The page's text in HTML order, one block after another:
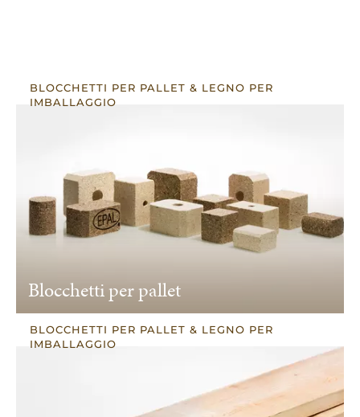
BLOCCHETTI PER PALLET & LEGNO PER
IMBALLAGGIO
Blocchetti per pallet
BLOCCHETTI PER PALLET & LEGNO PER
IMBALLAGGIO